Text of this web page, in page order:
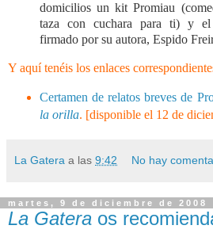
domicilios un kit Promiau
taza con cuchara para ti) y el
firmado por su autora, Espido
Y aquí tenéis los enlaces
Certamen de relatos breves de
la orilla. [disponible el 12 de
La Gatera a las 9:42 No hay
martes, 9 de diciembre de 2008
La Gatera os